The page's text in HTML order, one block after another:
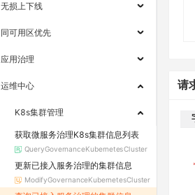
无损上下线
同可用区优先
应用治理
运维中心
K8s集群管理
获取微服务治理K8s集群信息列表
QueryGovernanceKubernetesCluster
更新已接入服务治理的集群信息
ModifyGovernanceKubernetesCluster
请